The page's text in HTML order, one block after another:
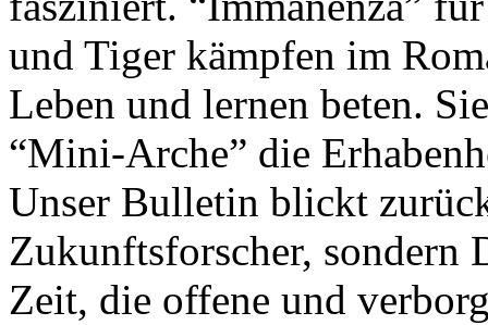
und Tiger kämpfen im
Leben und lernen beten.
“Mini-Arche” die
Unser Bulletin blickt
Zukunftsforscher, sondern
Zeit, die offene und